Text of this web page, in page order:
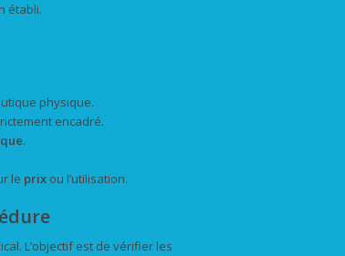
établi.
physique.
encadré.
.
le prix ou l’utilisation.
L’objectif est de vérifier les